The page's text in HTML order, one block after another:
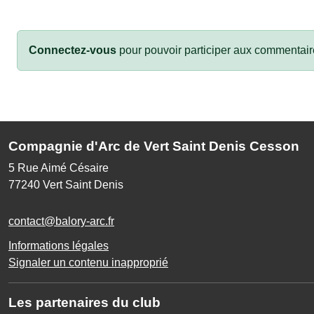
Connectez-vous pour pouvoir participer aux
Compagnie d'Arc de Vert Saint Denis Cesson
5 Rue Aimé Césaire
77240 Vert Saint Denis
contact@balory-arc.fr
Informations légales
Signaler un contenu inapproprié
Les partenaires du club